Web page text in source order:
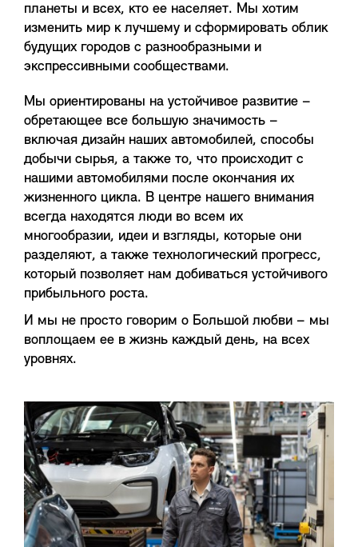
планеты и всех, кто ее населяет. Мы хотим
изменить мир к лучшему и сформировать облик
будущих городов с разнообразными и
экспрессивными сообществами.
Мы ориентированы на устойчивое развитие –
обретающее все большую значимость –
включая дизайн наших автомобилей, способы
добычи сырья, а также то, что происходит с
нашими автомобилями после окончания их
жизненного цикла. В центре нашего внимания
всегда находятся люди во всем их
многообразии, идеи и взгляды, которые они
разделяют, а также технологический прогресс,
который позволяет нам добиваться устойчивого
прибыльного роста.
И мы не просто говорим о Большой любви – мы
воплощаем ее в жизнь каждый день, на всех
уровнях.